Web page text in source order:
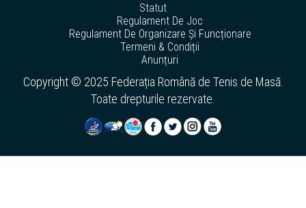
Statut
Regulament De Joc
Regulament De Organizare Și Funcționare
Termeni & Condiții
Anunțuri
Copyright © 2025 Federația Română de Tenis de Masă.
Toate drepturile rezervate.